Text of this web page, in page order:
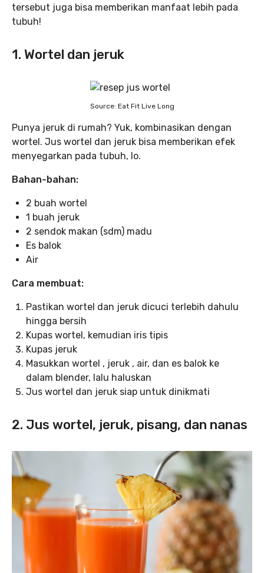
tersebut juga bisa memberikan manfaat lebih pada
tubuh!
1. Wortel dan jeruk
Source: Eat Fit Live Long
Punya jeruk di rumah? Yuk, kombinasikan dengan
wortel. Jus wortel dan jeruk bisa memberikan efek
menyegarkan pada tubuh, lo.
Bahan-bahan:
2 buah wortel
1 buah jeruk
2 sendok makan (sdm) madu
Es balok
Air
Cara membuat:
Pastikan wortel dan jeruk dicuci terlebih dahulu
hingga bersih
Kupas wortel, kemudian iris tipis
Kupas jeruk
Masukkan wortel , jeruk , air, dan es balok ke
dalam blender, lalu haluskan
Jus wortel dan jeruk siap untuk dinikmati
2. Jus wortel, jeruk, pisang, dan nanas